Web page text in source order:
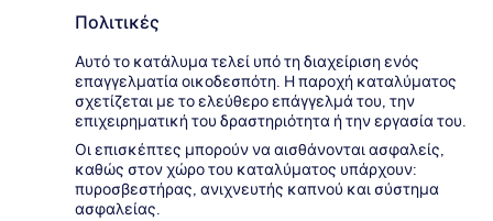
Πολιτικές
Αυτό το κατάλυμα τελεί υπό τη διαχείριση ενός
επαγγελματία οικοδεσπότη. Η παροχή καταλύματος
σχετίζεται με το ελεύθερο επάγγελμά του, την
επιχειρηματική του δραστηριότητα ή την εργασία του.
Οι επισκέπτες μπορούν να αισθάνονται ασφαλείς,
καθώς στον χώρο του καταλύματος υπάρχουν:
πυροσβεστήρας, ανιχνευτής καπνού και σύστημα
ασφαλείας.